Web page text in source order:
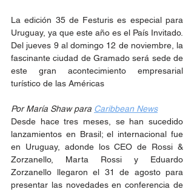
La edición 35 de Festuris es especial para
Uruguay, ya que este año es el País Invitado.
Del jueves 9 al domingo 12 de noviembre, la
fascinante ciudad de Gramado será sede de
este gran acontecimiento empresarial
turístico de las Américas
Por María Shaw para Caribbean News
Desde hace tres meses, se han sucedido
lanzamientos en Brasil; el internacional fue
en Uruguay, adonde los CEO de Rossi &
Zorzanello, Marta Rossi y Eduardo
Zorzanello llegaron el 31 de agosto para
presentar las novedades en conferencia de